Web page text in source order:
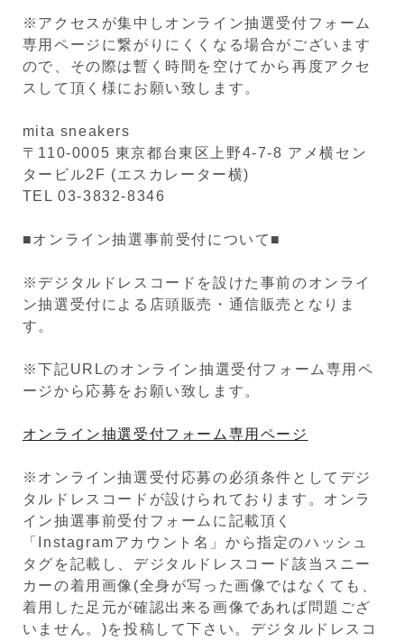
※アクセスが集中しオンライン抽選受付フォーム
専用ページに繋がりにくくなる場合がございます
ので、その際は暫く時間を空けてから再度アクセ
スして頂く様にお願い致します。
mita sneakers
〒110-0005 東京都台東区上野4-7-8 アメ横セン
タービル2F (エスカレーター横)
TEL 03-3832-8346
■オンライン抽選事前受付について■
※デジタルドレスコードを設けた事前のオンライ
ン抽選受付による店頭販売・通信販売となりま
す。
※下記URLのオンライン抽選受付フォーム専用ペ
ージから応募をお願い致します。
オンライン抽選受付フォーム専用ページ
※オンライン抽選受付応募の必須条件としてデジ
タルドレスコードが設けられております。オンラ
イン抽選事前受付フォームに記載頂く
「Instagramアカウント名」から指定のハッシュ
タグを記載し、デジタルドレスコード該当スニー
カーの着用画像(全身が写った画像ではなくても、
着用した足元が確認出来る画像であれば問題ござ
いません。)を投稿して下さい。デジタルドレスコ